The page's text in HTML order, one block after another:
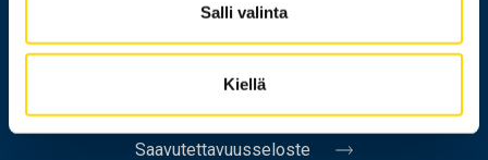
Salli valinta
Kiellä
Tietosuoja
Saavutettavuusseloste